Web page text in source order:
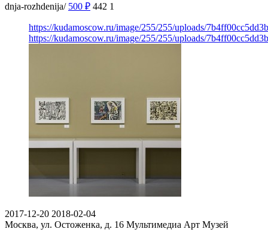
dnja-rozhdenija/ 500 ₽ 442 1
https://kudamoscow.ru/image/255/255/uploads/
https://kudamoscow.ru/image/255/255/uploads/
2017-12-20 2018-02-04
Москва, ул. Остоженка, д. 16 Мультимедиа Арт Музей